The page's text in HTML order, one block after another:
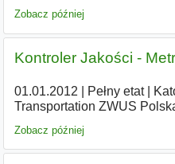
Zobacz później
Kontroler Jakości -
01.01.2012 Pełny etat|
Transportation ZWUS
Zobacz później